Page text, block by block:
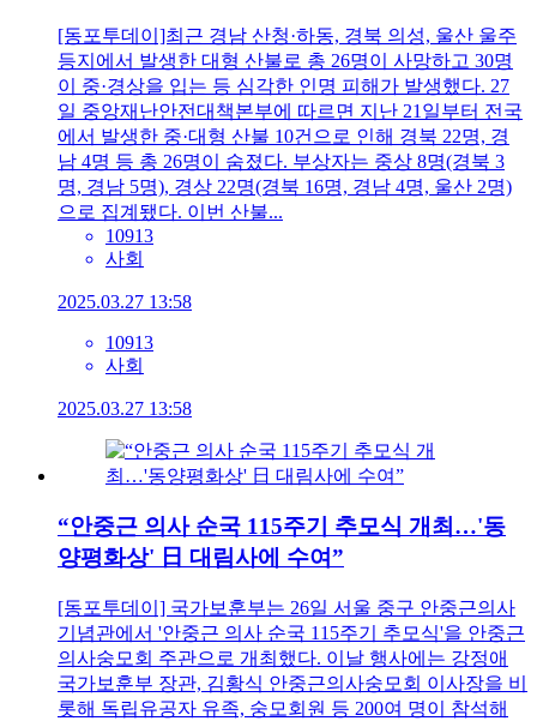
[동포투데이]최근 경남 산청·하동, 경북 의성, 울산 울주
등지에서 발생한 대형 산불로 총 26명이 사망하고 30명
이 중·경상을 입는 등 심각한 인명 피해가 발생했다. 27
일 중앙재난안전대책본부에 따르면 지난 21일부터 전국
에서 발생한 중·대형 산불 10건으로 인해 경북 22명, 경
남 4명 등 총 26명이 숨졌다. 부상자는 중상 8명(경북 3
명, 경남 5명), 경상 22명(경북 16명, 경남 4명, 울산 2명)
으로 집계됐다. 이번 산불...
10913
사회
2025.03.27 13:58
10913
사회
2025.03.27 13:58
“안중근 의사 순국 115주기 추모식 개최…'동
양평화상' 日 대림사에 수여”
[동포투데이] 국가보훈부는 26일 서울 중구 안중근의사
기념관에서 '안중근 의사 순국 115주기 추모식'을 안중근
의사숭모회 주관으로 개최했다. 이날 행사에는 강정애
국가보훈부 장관, 김황식 안중근의사숭모회 이사장을 비
롯해 독립유공자 유족, 숭모회원 등 200여 명이 참석해